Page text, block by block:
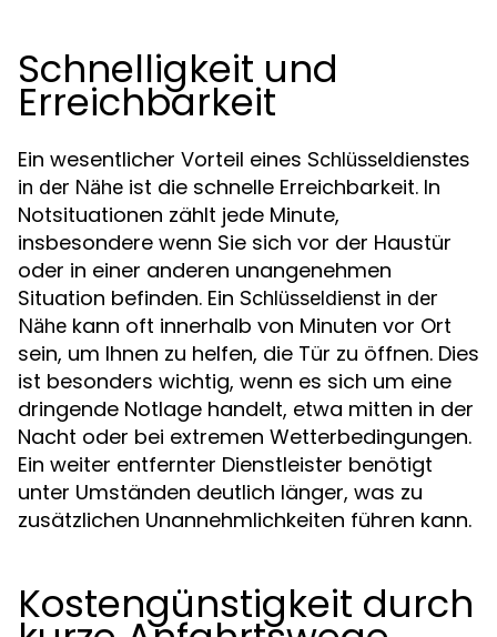
Schnelligkeit und
Erreichbarkeit
Ein wesentlicher Vorteil eines Schlüsseldienstes
in der Nähe ist die schnelle Erreichbarkeit. In
Notsituationen zählt jede Minute,
insbesondere wenn Sie sich vor der Haustür
oder in einer anderen unangenehmen
Situation befinden. Ein Schlüsseldienst in der
Nähe kann oft innerhalb von Minuten vor Ort
sein, um Ihnen zu helfen, die Tür zu öffnen. Dies
ist besonders wichtig, wenn es sich um eine
dringende Notlage handelt, etwa mitten in der
Nacht oder bei extremen Wetterbedingungen.
Ein weiter entfernter Dienstleister benötigt
unter Umständen deutlich länger, was zu
zusätzlichen Unannehmlichkeiten führen kann.
Kostengünstigkeit durch